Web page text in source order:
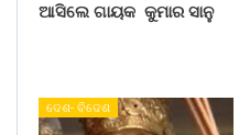
ଆସିଲେ ଗାୟକ କୁମାର ସାନୁ
ଦେଶ- ବିଦେଶ